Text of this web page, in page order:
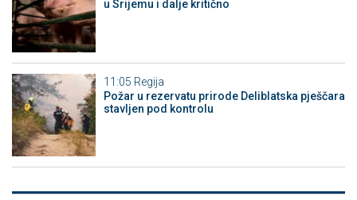
u Srijemu i dalje kritično
11:05 Regija
Požar u rezervatu prirode Deliblatska pješčara
stavljen pod kontrolu